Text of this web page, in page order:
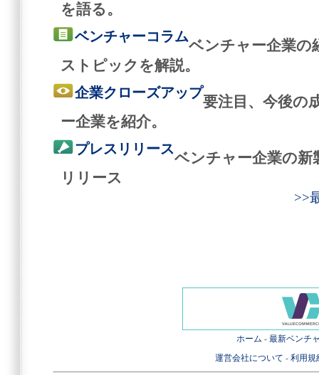
を語る。
ベンチャーコラム
ベンチャー企業の
ストピックを解説。
企業クローズアップ
要注目、今後の
ー企業を紹介。
プレスリリース
ベンチャー企業の新
リリース
>>
ホーム - 最新ベンチ
運営会社について - 利用規